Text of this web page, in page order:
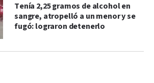
Tenía 2,25 gramos de alcohol en
sangre, atropelló a un menor y se
fugó: lograron detenerlo